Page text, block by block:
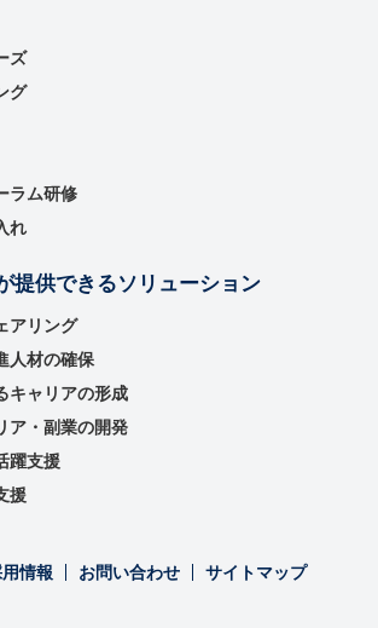
ズ
グ
ラム研修
れ
提供できるソリューション
アリング
⼈材の確保
キャリアの形成
ア・副業の開発
躍支援
援
情報 お問い合わせ サイトマップ